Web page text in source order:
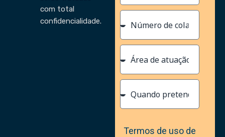
com total
confidencialidade.
Termos de uso de